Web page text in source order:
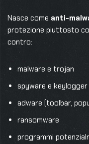
Nasce come anti-
protezione piuttosto
contro:
malware e trojan
spyware e keylogger
adware (toolbar,
ransomware
programmi